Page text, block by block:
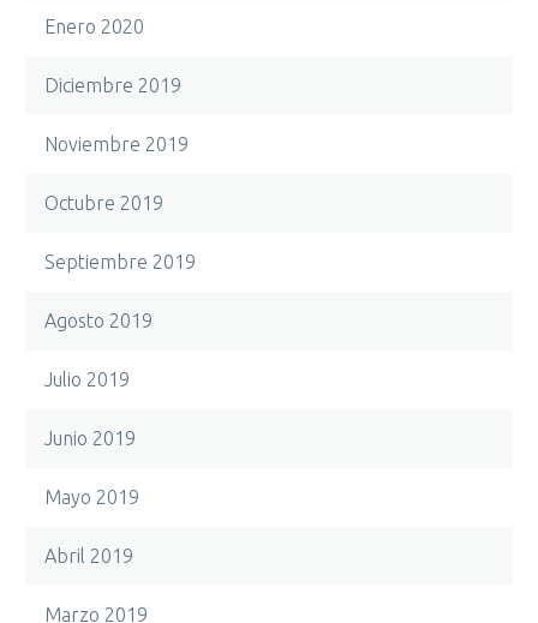
Enero 2020
Diciembre 2019
Noviembre 2019
Octubre 2019
Septiembre 2019
Agosto 2019
Julio 2019
Junio 2019
Mayo 2019
Abril 2019
Marzo 2019